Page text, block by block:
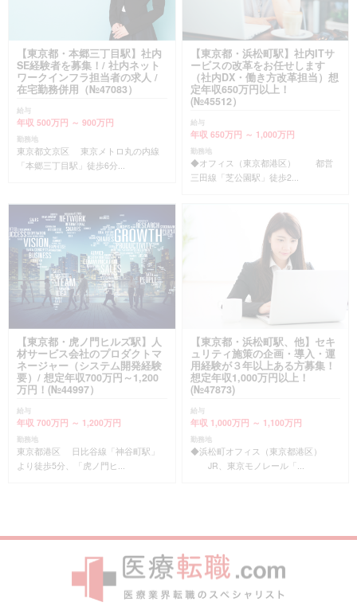
【東京都・本郷三丁目駅】社内
SE経験者を募集！/ 社内ネット
ワークインフラ担当者の求人 /
在宅勤務併用（№47083）
給与
年収 500万円 ～ 900万円
勤務地
東京都文京区 東京メトロ丸の内線
「本郷三丁目駅」徒歩6分...
【東京都・浜松町駅】社内ITサ
ービスの改革をお任せします
（社内DX・働き方改革担当）想
定年収650万円以上！
(№45512）
給与
年収 650万円 ～ 1,000万円
勤務地
◆オフィス（東京都港区） 都営
三田線「芝公園駅」徒歩2...
【東京都・虎ノ門ヒルズ駅】人
材サービス会社のプロダクトマ
ネージャー（システム開発経験
要）/ 想定年収700万円～1,200
万円！(№44997）
給与
年収 700万円 ～ 1,200万円
勤務地
東京都港区 日比谷線「神谷町駅」
より徒歩5分、「虎ノ門ヒ...
【東京都・浜松町駅、他】セキ
ュリティ施策の企画・導入・運
用経験が３年以上ある方募集！
想定年収1,000万円以上！
(№47873)
給与
年収 1,000万円 ～ 1,100万円
勤務地
◆浜松町オフィス（東京都港区）
JR、東京モノレール「...